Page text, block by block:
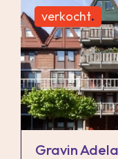
verkocht.
Gravin